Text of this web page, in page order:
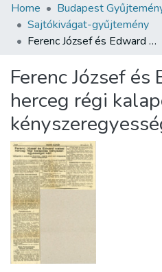
Communities & Collections
All of DSpace
About us
Home Budapest
Sajtókivágat-gyűjtemény
Ferenc József és Edward walesi herceg régi kalaposa kényszeregyességet kért
Ferenc József
herceg régi